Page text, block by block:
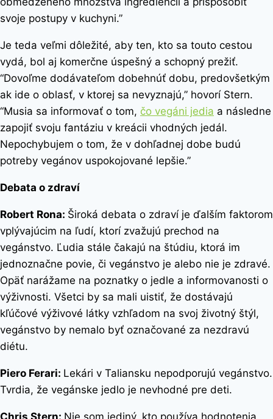
svoje postupy v kuchyni.”
Je teda veľmi dôležité, aby ten, kto sa touto cestou
vydá, bol aj komerčne úspešný a schopný prežiť.
“Dovoľme dodávateľom dobehnúť dobu, predovšetkým
ak ide o oblasť, v ktorej sa nevyznajú,” hovorí Stern.
“Musia sa informovať o tom, čo vegáni jedia a následne
zapojiť svoju fantáziu v kreácii vhodných jedál.
Nepochybujem o tom, že v dohľadnej dobe budú
potreby vegánov uspokojované lepšie.”
Debata o zdraví
Robert Rona: Široká debata o zdraví je ďalším faktorom
vplývajúcim na ľudí, ktorí zvažujú prechod na
vegánstvo. Ľudia stále čakajú na štúdiu, ktorá im
jednoznačne povie, či vegánstvo je alebo nie je zdravé.
Opäť narážame na poznatky o jedle a informovanosti o
výživnosti. Všetci by sa mali uistiť, že dostávajú
kľúčové výživové látky vzhľadom na svoj životný štýl,
vegánstvo by nemalo byť označované za nezdravú
diétu.
Piero Ferari: Lekári v Taliansku nepodporujú vegánstvo.
Tvrdia, že vegánske jedlo je nevhodné pre deti.